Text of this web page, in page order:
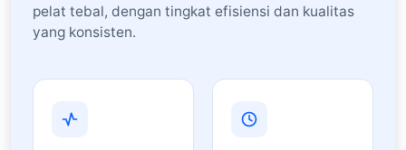
pelat tebal, dengan tingkat efisiensi dan kualitas
yang konsisten.